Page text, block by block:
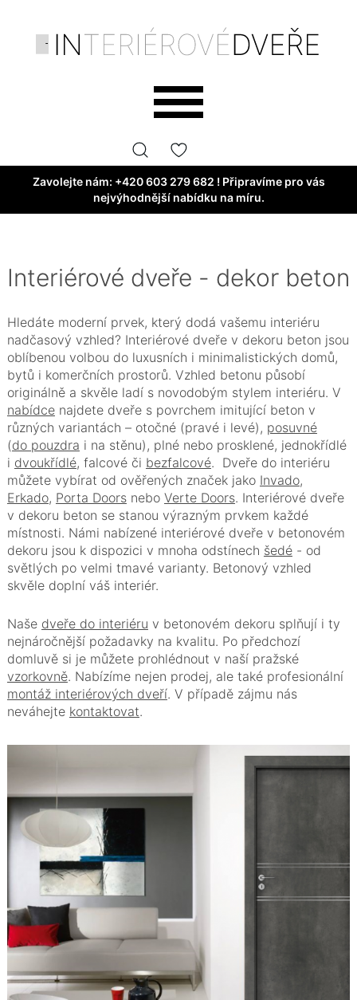
Zavolejte nám: +420 603 279 682 ! Připravíme pro vás
nejvýhodnější nabídku na míru.
Interiérové dveře - dekor beton
Hledáte moderní prvek, který dodá vašemu interiéru
nadčasový vzhled? Interiérové dveře v dekoru beton jsou
oblíbenou volbou do luxusních i minimalistických domů,
bytů i komerčních prostorů. Vzhled betonu působí
originálně a skvěle ladí s novodobým stylem interiéru. V
nabídcenajdete dveře s povrchem imitující beton v
různých variantách – otočné (pravé i levé), posuvné
(do pouzdra i na stěnu), plné nebo prosklené, jednokřídlé
i dvoukřídlé, falcové či bezfalcové. Dveře do interiéru
můžete vybírat od ověřených značek jako Invado,
Erkado, Porta Doorsnebo Verte Doors. Interiérové dveře
v dekoru beton se stanou výrazným prvkem každé
místnosti. Námi nabízené interiérové dveře v betonovém
dekoru jsou k dispozici v mnoha odstínech šedé- od
světlých po velmi tmavé varianty. Betonový vzhled
skvěle doplní váš interiér.
Naše dveře do interiéru v betonovém dekoru splňují i ty
nejnáročnější požadavky na kvalitu. Po předchozí
domluvě si je můžete prohlédnout v naší pražské
vzorkovně. Nabízíme nejen prodej, ale také profesionální
montáž interiérových dveří. V případě zájmu nás
neváhejte kontaktovat.